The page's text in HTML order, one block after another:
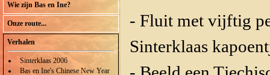
Wie zijn Bas en Ine?
Onze route...
Verhalen
Sinterklaas 2006
Bas en Ine's Chinese New Year
- Fluit met vijftig
Sinterklaas